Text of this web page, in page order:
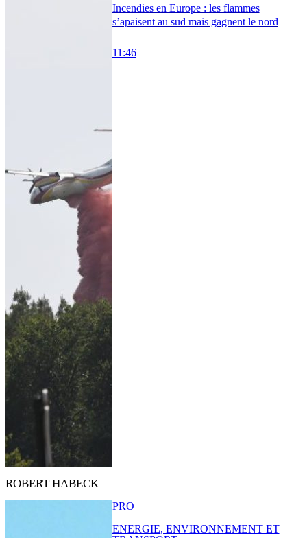
Incendies en Europe : les flammes
s’apaisent au sud mais gagnent le nord
11:46
ROBERT HABECK
PRO
ENERGIE, ENVIRONNEMENT ET